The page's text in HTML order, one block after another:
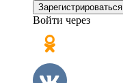
Зарегистрироваться
Войти через